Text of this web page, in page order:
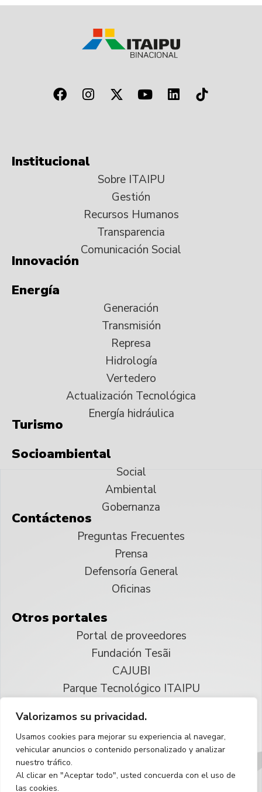
Valorizamos su privacidad.
Usamos cookies para mejorar su experiencia al navegar,
vehicular anuncios o contenido personalizado y analizar
nuestro tráfico.
Al clicar en "Aceptar todo", usted concuerda con el uso de
las cookies.
Institucional
Sobre ITAIPU
Gestión
Recursos Humanos
Transparencia
Comunicación Social
Innovación
Energía
Generación
Transmisión
Represa
Hidrología
Vertedero
Actualización Tecnológica
Energía hidráulica
Turismo
Socioambiental
Social
Ambiental
Gobernanza
Contáctenos
Preguntas Frecuentes
Prensa
Defensoría General
Oficinas
Otros portales
Portal de proveedores
Fundación Tesãi
CAJUBI
Parque Tecnológico ITAIPU
Reservados todos los derechos
Español